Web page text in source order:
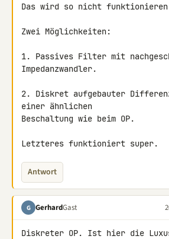
Das wird so nicht
Zwei Möglichkeiten:
1. Passives Filter mit
Impedanzwandler.
2. Diskret aufgebauter
einer ähnlichen
Beschaltung wie beim OP.
Letzteres funktioniert super.
Antwort
G GerhardGast
Diskreter OP. Ist hier die